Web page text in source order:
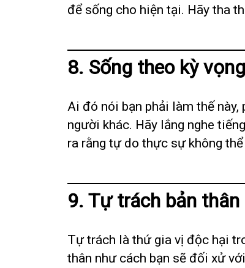
để sống cho hiện tại. Hãy tha
8. Sống theo kỳ
Ai đó nói bạn phải làm thế
người khác. Hãy lắng nghe
ra rằng tự do thực sự không
9. Tự trách bản
Tự trách là thứ gia vị độc hại
thân như cách bạn sẽ đối xử